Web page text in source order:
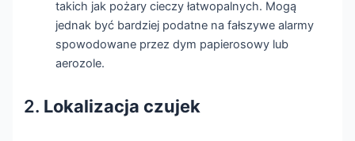
takich jak pożary cieczy łatwopalnych. Mogą
jednak być bardziej podatne na fałszywe alarmy
spowodowane przez dym papierosowy lub
aerozole.
2. Lokalizacja czujek